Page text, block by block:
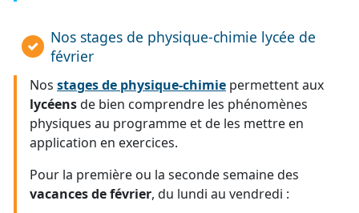
Nos stages de physique-chimie lycée de
février
Nos stages de physique-chimie permettent aux
lycéensde bien comprendre les phénomènes
physiques au programme et de les mettre en
application en exercices.
Pour la première ou la seconde semaine des
vacances de février, du lundi au vendredi :